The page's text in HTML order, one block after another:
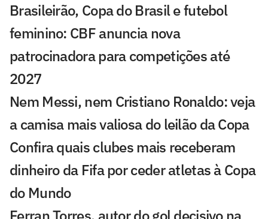
Brasileirão, Copa do Brasil e futebol
feminino: CBF anuncia nova
patrocinadora para competições até
2027
Nem Messi, nem Cristiano Ronaldo: veja
a camisa mais valiosa do leilão da Copa
Confira quais clubes mais receberam
dinheiro da Fifa por ceder atletas à Copa
do Mundo